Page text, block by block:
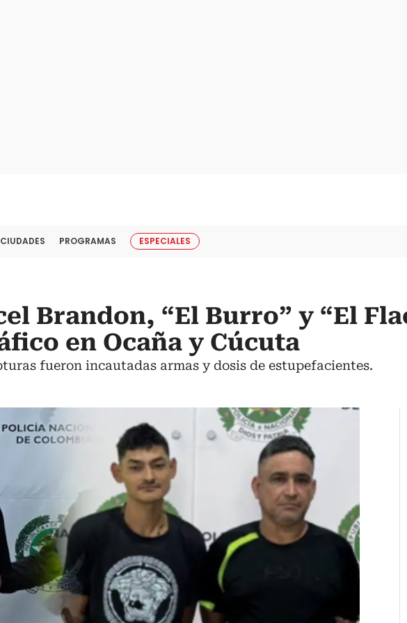
CIUDADES PROGRAMAS ESPECIALES
Brandon, “El Burro” y “El
en Ocaña y Cúcuta
fueron incautadas armas y dosis de estupefacientes.